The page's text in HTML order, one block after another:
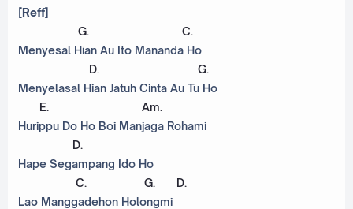
[Reff]
G. C.
Menyesal Hian Au Ito Mananda Ho
D. G.
Menyelasal Hian Jatuh Cinta Au Tu Ho
E. Am.
Hurippu Do Ho Boi Manjaga Rohami
D.
Hape Segampang Ido Ho
C. G. D.
Lao Manggadehon Holongmi